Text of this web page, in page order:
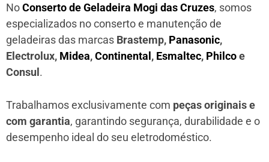
NoConserto de Geladeira Mogi das Cruzes, somos
especializados no conserto e manutenção de
geladeiras das marcas Brastemp, Panasonic,
Electrolux, Midea,Continental, Esmaltec, Philcoe
Consul.
Trabalhamos exclusivamente com peças originais e
com garantia, garantindo segurança, durabilidade e o
desempenho ideal do seu eletrodoméstico.